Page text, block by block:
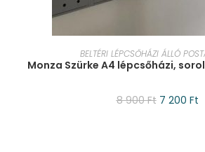
KOSÁRBA TESZEM
BELTÉRI LÉPCSŐHÁZI ÁLLÓ
Monza Szürke A4 lépcsőházi,
8 900Ft 7 200 Ft